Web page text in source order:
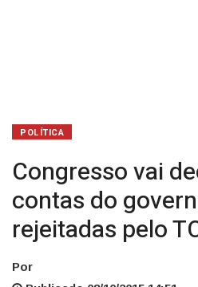
POLÍTICA
Congresso vai
contas do
rejeitadas pelo
Por